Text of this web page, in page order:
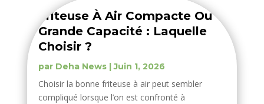
Friteuse À Air Compacte Ou
Grande Capacité : Laquelle
Choisir ?
par Deha News|Juin 1, 2026
Choisir la bonne friteuse à air peut sembler
compliqué lorsque l’on est confronté à